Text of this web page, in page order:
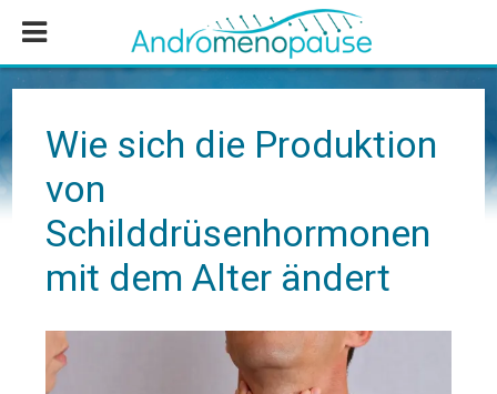
Inhalt
springen
Seitenspalte
springen
Fußzeile
springen
Wie sich die Produktion
von
Schilddrüsenhormonen
mit dem Alter ändert